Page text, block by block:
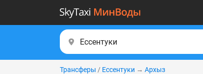
Трансферы / Ессентуки → Архыз